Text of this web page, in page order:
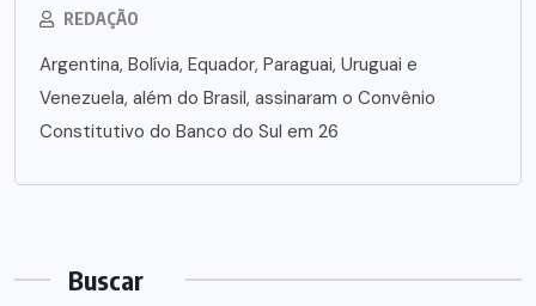
REDAÇÃO
Argentina, Bolívia, Equador, Paraguai, Uruguai e
Venezuela, além do Brasil, assinaram o Convênio
Constitutivo do Banco do Sul em 26
Buscar